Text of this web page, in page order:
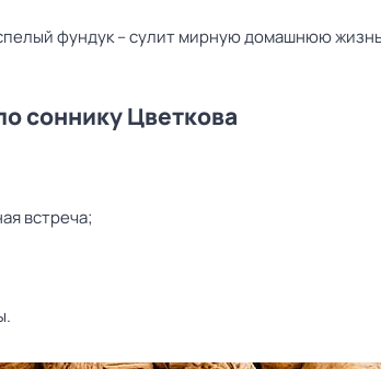
фундук – сулит мирную домашнюю
соннику Цветкова
встреча;